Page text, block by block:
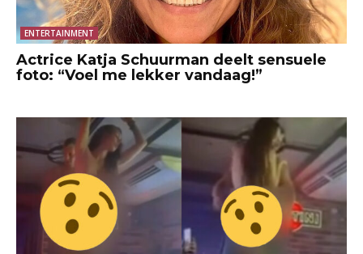
ENTERTAINMENT
Actrice Katja Schuurman deelt sensuele
foto: “Voel me lekker vandaag!”